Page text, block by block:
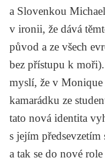
a Slovenkou
v ironii, že dává
původ a ze všech
bez přístupu k
myslí, že v
kamarádku ze
tato nová identita
s jejím předsevzetím
a tak se do nové